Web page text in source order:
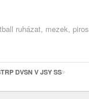
ruházat, mezek, piros
DVSN V JSY SS